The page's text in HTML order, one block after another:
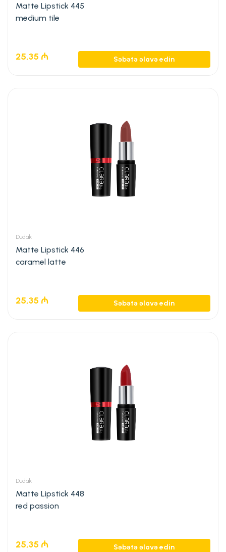
Matte Lipstick 445
medium tile
25,35 ₼ Səbətə əlavə edin
Dudak
Matte Lipstick 446
caramel latte
25,35 ₼ Səbətə əlavə edin
Dudak
Matte Lipstick 448
red passion
25,35 ₼ Səbətə əlavə edin